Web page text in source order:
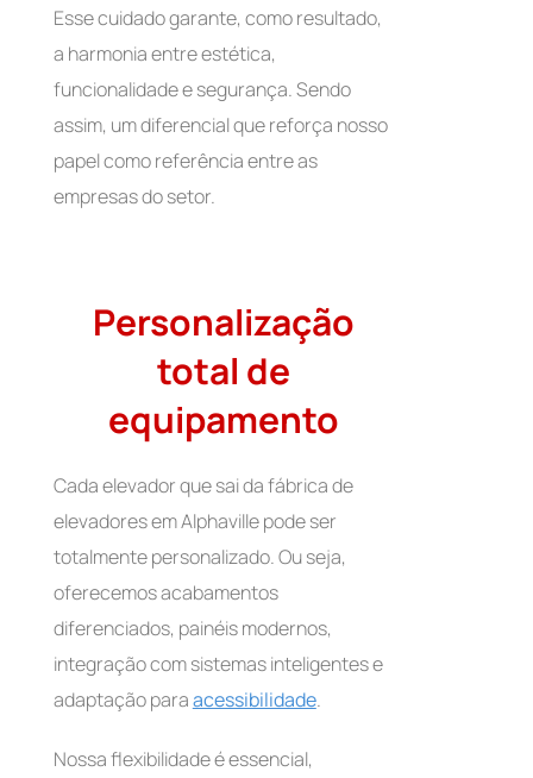
Esse cuidado garante, como resultado,
a harmonia entre estética,
funcionalidade e segurança. Sendo
assim, um diferencial que reforça nosso
papel como referência entre as
empresas do setor.
Personalização
total de
equipamento
Cada elevador que sai da fábrica de
elevadores em Alphaville pode ser
totalmente personalizado. Ou seja,
oferecemos acabamentos
diferenciados, painéis modernos,
integração com sistemas inteligentes e
adaptação paraacessibilidade.
Nossa flexibilidade é essencial,